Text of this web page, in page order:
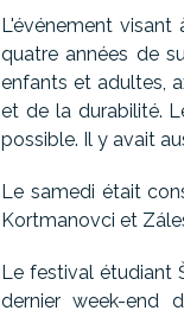
L'événement
quatre années de
enfants et adultes,
et de la durabilité.
possible. Il y avait
Le samedi était
Kortmanovci et
Le festival étudiant
dernier week-end